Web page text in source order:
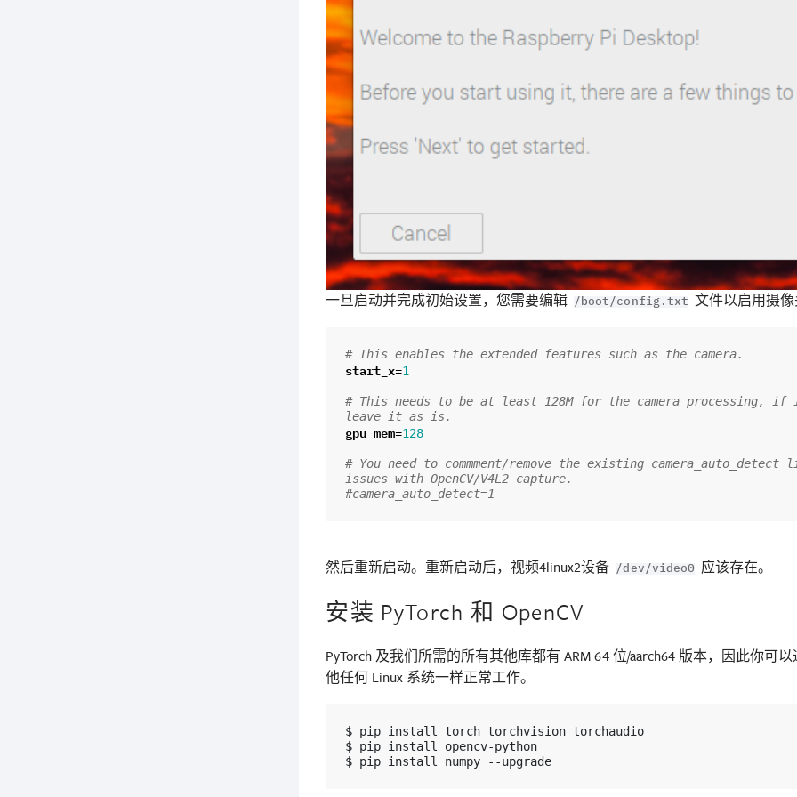
一旦启动并完成初始设置，您需要编辑 /boot/config.txt 文件以启用摄
# This enables the extended features such as the camera.
start_x=1
# This needs to be at least 128M for the camera processing,
leave it as is.
gpu_mem=128
# You need to commment/remove the existing
issues with OpenCV/V4L2 capture.
#camera_auto_detect=1
然后重新启动。重新启动后，视频4linux2设备 /dev/video0 应该存在。
安装 PyTorch 和 OpenCV
PyTorch 及我们所需的所有其他库都有 ARM 64 位/aarch64 版本，因此你可
他任何 Linux 系统一样正常工作。
$ pip install torch torchvision torchaudio
$ pip install
opencv-python
$ pip install numpy